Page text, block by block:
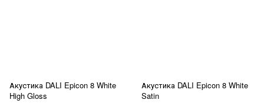
Акустика DALI Epicon 8 White
High Gloss
Акустика DALI Epicon 8 White
Satin